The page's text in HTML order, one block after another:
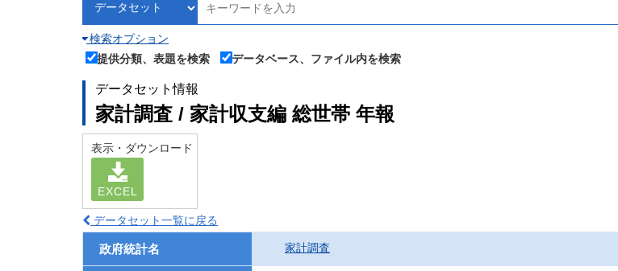
検索オプション
提供分類、表題を検索
データベース、ファイル内を検索
データセット情報
家計調査 / 家計収支編 総世帯 年報
表示・ダウンロード
EXCEL
データセット一覧に戻る
政府統計名 家計調査